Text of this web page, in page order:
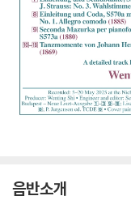
음반소개